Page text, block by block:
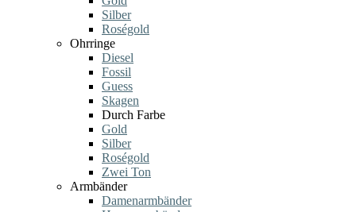
Silber
Roségold
Ohrringe
Diesel
Fossil
Guess
Skagen
Durch Farbe
Gold
Silber
Roségold
Zwei Ton
Armbänder
Damenarmbänder